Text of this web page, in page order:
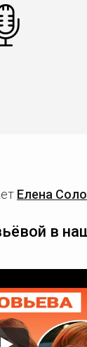
Елена
в